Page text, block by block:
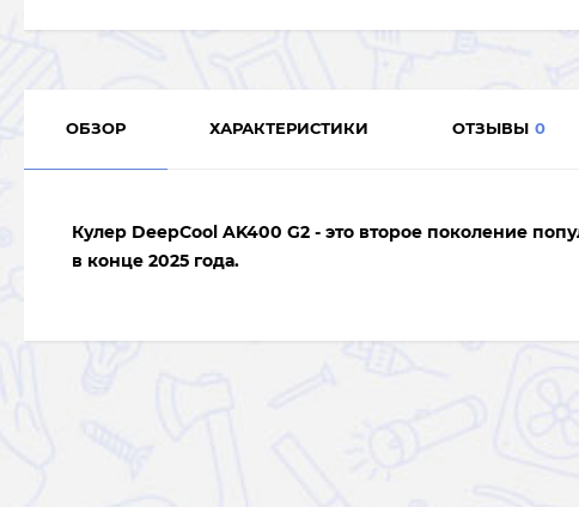
ОБЗОР ХАРАКТЕРИСТИКИ ОТЗЫВЫ 0
Кулер DeepCool AK400 G2 - это второе поколение
в конце 2025 года.